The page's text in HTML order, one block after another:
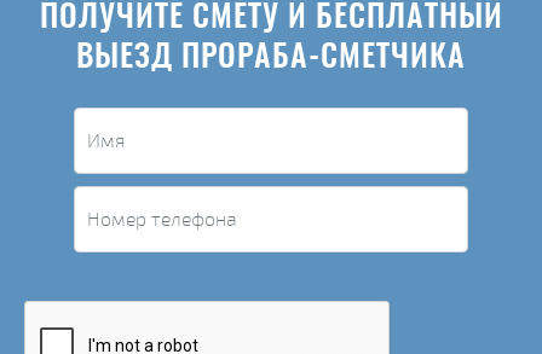
ПОЛУЧИТЕ СМЕТУ И БЕСПЛАТНЫЙ
ВЫЕЗД ПРОРАБА-СМЕТЧИКА